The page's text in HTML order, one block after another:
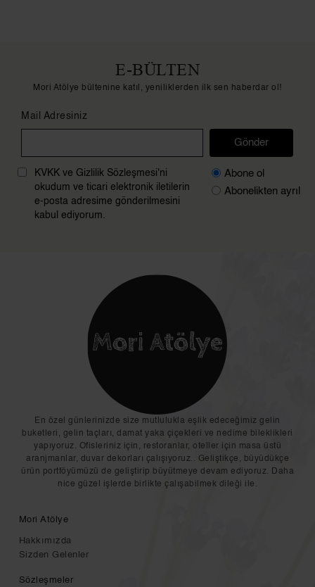
E-BÜLTEN
Mori Atölye bültenine katıl, yeniliklerden ilk sen haberdar ol!
Mail Adresiniz
Gönder
KVKK ve Gizlilik Sözleşmesi'ni
okudum ve ticari elektronik iletilerin
e-posta adresime gönderilmesini
kabul ediyorum.
Abone ol
Abonelikten ayrıl
En özel günlerinizde size mutlulukla eşlik edeceğimiz gelin
buketleri, gelin taçları, damat yaka çiçekleri ve nedime bileklikleri
yapıyoruz. Ofisleriniz için, restoranlar, oteller için masa üstü
aranjmanlar, duvar dekorları çalışıyoruz.. Geliştikçe, büyüdükçe
ürün portföyümüzü de geliştirip büyütmeye devam ediyoruz. Daha
nice güzel işlerde birlikte çalışabilmek dileği ile.
Mori Atölye
Hakkımızda
Sizden Gelenler
Sözleşmeler